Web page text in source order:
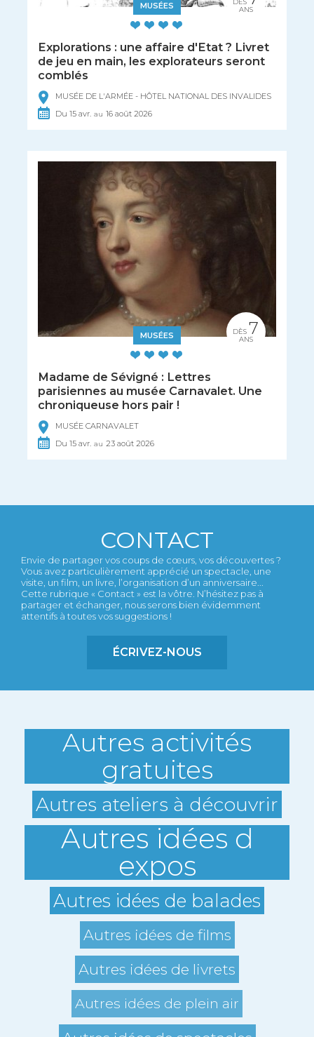
MUSÉES
Explorations : une affaire d'Etat ? Livret
de jeu en main, les explorateurs seront
comblés
MUSÉE DE L'ARMÉE - HÔTEL NATIONAL DES INVALIDES
Du15avr. au 16août 2026
ANS
MUSÉES
Madame de Sévigné : Lettres
parisiennes au musée Carnavalet. Une
chroniqueuse hors pair !
MUSÉE CARNAVALET
Du15avr. au 23août 2026
DÈS 7
ANS
CONTACT
Envie de partager vos coups de cœurs, vos découvertes ?
Vous avez particulièrement apprécié un spectacle, une
visite, un film, un livre, l’organisation d’un anniversaire...
Cette rubrique « Contact » est la vôtre. N’hésitez pas à
partager et échanger, nous serons bien évidemment
attentifs à toutes vos suggestions !
ÉCRIVEZ-NOUS
Autres activités
gratuites
Autres ateliers à découvrir
Autres idées d
expos
Autres idées de balades
Autres idées de films
Autres idées de livrets
Autres idées de plein air